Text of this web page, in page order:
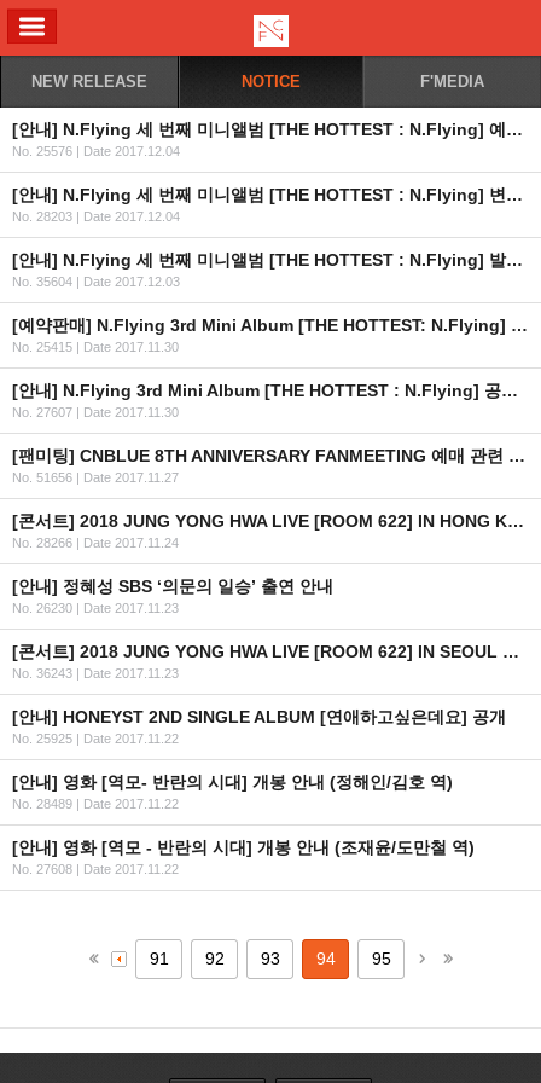
NEW RELEASE NOTICE F'MEDIA
[안내] N.Flying 세 번째 미니앨범 [THE HOTTEST : N.Flying] 예약 판매 팬사인회 취소 안내
No. 25576 | Date 2017.12.04
[안내] N.Flying 세 번째 미니앨범 [THE HOTTEST : N.Flying] 변경 발매일 공지
No. 28203 | Date 2017.12.04
[안내] N.Flying 세 번째 미니앨범 [THE HOTTEST : N.Flying] 발매 일정 변경 안내
No. 35604 | Date 2017.12.03
[예약판매] N.Flying 3rd Mini Album [THE HOTTEST: N.Flying] 예약판매 안내(수정)
No. 25415 | Date 2017.11.30
[안내] N.Flying 3rd Mini Album [THE HOTTEST : N.Flying] 공개 일정 안내
No. 27607 | Date 2017.11.30
[팬미팅] CNBLUE 8TH ANNIVERSARY FANMEETING 예매 관련 팬클럽 가입 일정 안내
No. 51656 | Date 2017.11.27
[콘서트] 2018 JUNG YONG HWA LIVE [ROOM 622] IN HONG KONG
No. 28266 | Date 2017.11.24
[안내] 정혜성 SBS ‘의문의 일승’ 출연 안내
No. 26230 | Date 2017.11.23
[콘서트] 2018 JUNG YONG HWA LIVE [ROOM 622] IN SEOUL 선행 및 일반 예매 안내
No. 36243 | Date 2017.11.23
[안내] HONEYST 2ND SINGLE ALBUM [연애하고싶은데요] 공개
No. 25925 | Date 2017.11.22
[안내] 영화 [역모- 반란의 시대] 개봉 안내 (정해인/김호 역)
No. 28489 | Date 2017.11.22
[안내] 영화 [역모 - 반란의 시대] 개봉 안내 (조재윤/도만철 역)
No. 27608 | Date 2017.11.22
91 92 93 94 95